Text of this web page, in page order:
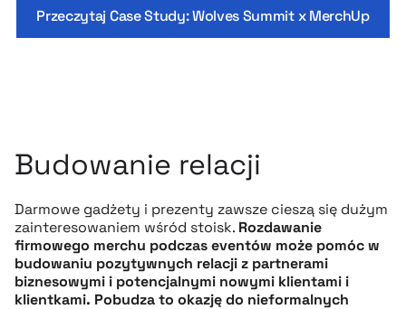
Przeczytaj Case Study: Wolves Summit x MerchUp
Budowanie relacji
Darmowe gadżety i prezenty zawsze cieszą się dużym
zainteresowaniem wśród stoisk. Rozdawanie
firmowego merchu podczas eventów może pomóc w
budowaniu pozytywnych relacji z partnerami
biznesowymi i potencjalnymi nowymi klientami i
klientkami. Pobudza to okazję do nieformalnych